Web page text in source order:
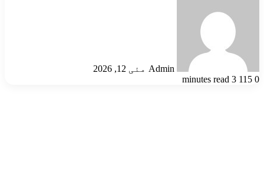
Admin مئی 12, 2026
0
3 minutes read